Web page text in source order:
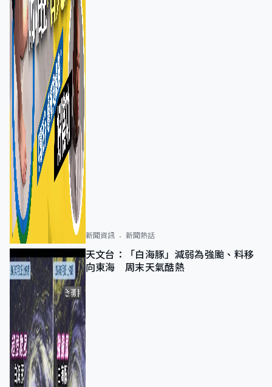
新聞資訊 新聞熱話
天文台：「白海豚」減弱為強颱、料移
向東海 周末天氣酷熱